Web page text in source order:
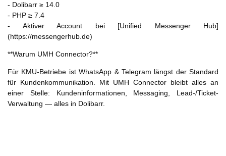
- Dolibarr ≥ 14.0
- PHP ≥ 7.4
- Aktiver Account bei [Unified Messenger Hub]
(https://messengerhub.de)
**Warum UMH Connector?**
Für KMU-Betriebe ist WhatsApp & Telegram längst der Standard
für Kundenkommunikation. Mit UMH Connector bleibt alles an
einer Stelle: Kundeninformationen, Messaging, Lead-/Ticket-
Verwaltung — alles in Dolibarr.